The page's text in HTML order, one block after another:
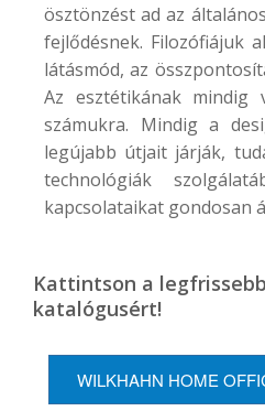
ösztönzést ad az
fejlődésnek. Filozófiájuk
látásmód, az
Az esztétikának mindig
számukra. Mindig a
legújabb útjait járják,
technológiák
kapcsolataikat gondosan
Kattintson a
katalógusért!
WILKHAHN HOME